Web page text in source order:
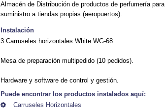
Almacén de Distribución de productos de perfumería para
suministro a tiendas propias (aeropuertos).
Instalación
3 Carruseles horizontales White WG-68
Mesa de preparación multipedido (10 pedidos).
Hardware y software de control y gestión.
Puede encontrar los productos instalados aquí:
Carruseles Horizontales